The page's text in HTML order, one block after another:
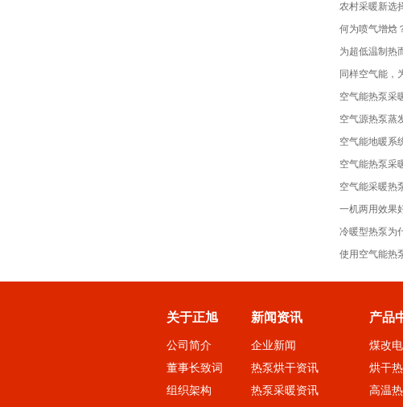
农村采暖新选
何为喷气增焓
为超低温制热
同样空气能，
空气能热泵采
空气源热泵蒸
空气能地暖系
空气能热泵采
空气能采暖热
一机两用效果
冷暖型热泵为
使用空气能热
关于正旭
公司简介
董事长致词
组织架构
新闻资讯
企业新闻
热泵烘干资讯
热泵采暖资讯
产品
煤改
烘干
高温